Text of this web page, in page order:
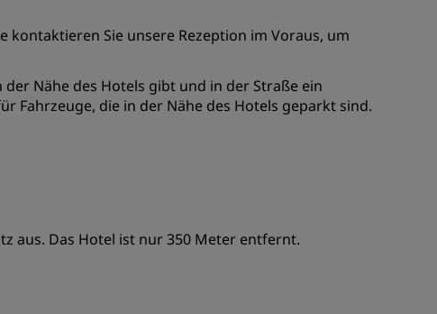
Sie unsere Rezeption im Voraus, um
Nähe des Hotels gibt und in der Straße ein
Fahrzeuge, die in der Nähe des Hotels geparkt sind.
aus. Das Hotel ist nur 350 Meter entfernt.